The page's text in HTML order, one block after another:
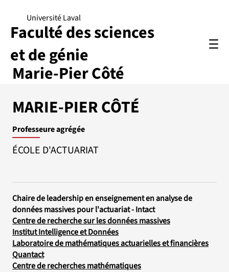
Marie-Pier Côté
Université Laval
Faculté des sciences
et de génie
MARIE-PIER CÔTÉ
Professeure agrégée
ÉCOLE D'ACTUARIAT
Chaire de leadership en enseignement en analyse de
données massives pour l'actuariat - Intact
Centre de recherche sur les données massives
Institut Intelligence et Données
Laboratoire de mathématiques actuarielles et financières
Quantact
Centre de recherches mathématiques